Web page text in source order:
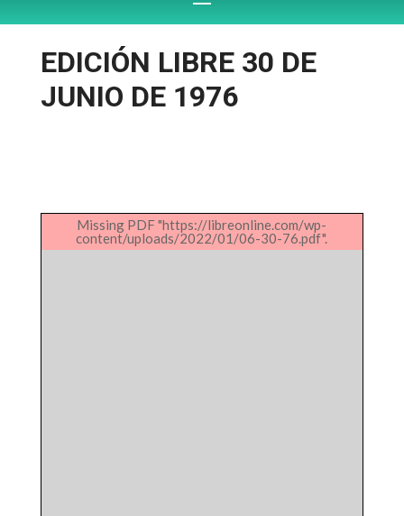
EDICIÓN LIBRE 30 DE
JUNIO DE 1976
Missing PDF "https://libreonline.com/wp-
content/uploads/2022/01/06-30-76.pdf".